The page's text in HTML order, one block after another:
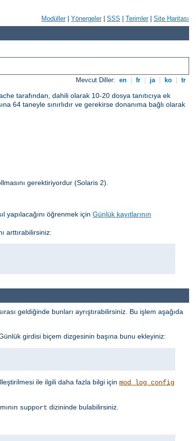
Modüller| Yönergeler| SSS Terimler| Site Haritası
Mevcut Diller: en fr ja ko tr
tarafından, dahili olarak 10-20 dosya tanıtıcıya ek
64 taneyle sınırlıdır ve gerekirse donanıma bağlı olarak
gerektiriyordur (Solaris 2).
yapılacağını öğrenmek için Günlük kayıtlarının
arttırabilirsiniz:
geldiğinde bunları ayrıştırabilirsiniz. Bu işlem aşağıda
girdisi biçem dizgesinin başına bunu ekleyiniz:
ile ilgili daha fazla bilgi için mod_log_config
support dizininde bulabilirsiniz.